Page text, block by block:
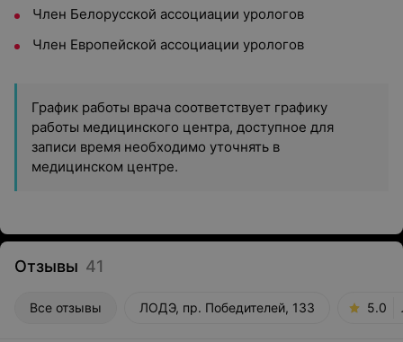
Член Белорусской ассоциации урологов
Член Европейской ассоциации урологов
График работы врача соответствует графику
работы медицинского центра, доступное для
записи время необходимо уточнять в
медицинском центре.
Отзывы 41
Все отзывы ЛОДЭ, пр. Победителей, 133 5.0